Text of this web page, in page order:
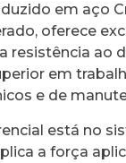
em aço
oferece
resistência ao
em
e de
está no
a força